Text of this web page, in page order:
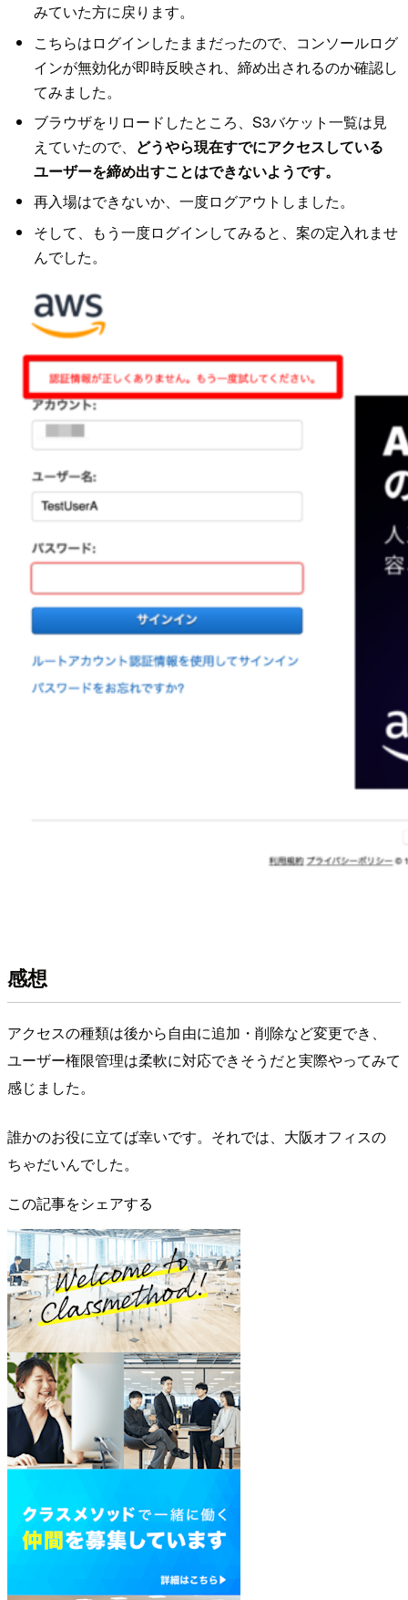
みていた方に戻ります。
こちらはログインしたままだったので、コンソールログ
インが無効化が即時反映され、締め出されるのか確認し
てみました。
ブラウザをリロードしたところ、S3バケット一覧は見
えていたので、 どうやら現在すでにアクセスしている
ユーザーを締め出すことはできないようです。
再入場はできないか、一度ログアウトしました。
そして、もう一度ログインしてみると、案の定入れませ
んでした。
感想
アクセスの種類は後から自由に追加・削除など変更でき、
ユーザー権限管理は柔軟に対応できそうだと実際やってみて
感じました。
誰かのお役に立てば幸いです。それでは、大阪オフィスの
ちゃだいんでした。
この記事をシェアする